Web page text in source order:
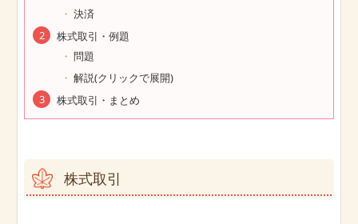
決済
株式取引・例題
問題
解説(クリックで展開)
株式取引・まとめ
株式取引